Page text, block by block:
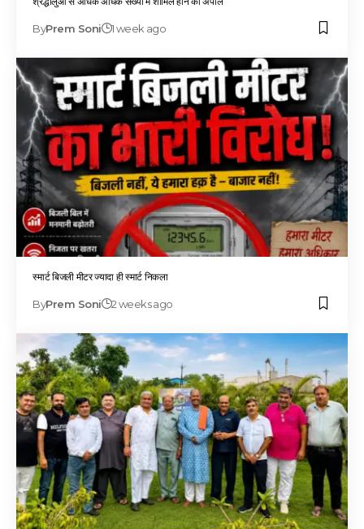
ByPrem Soni 1 week ago
स्मार्ट बिजली मीटर ज्यादा ही स्मार्ट निकला
ByPrem Soni 2 weeks ago